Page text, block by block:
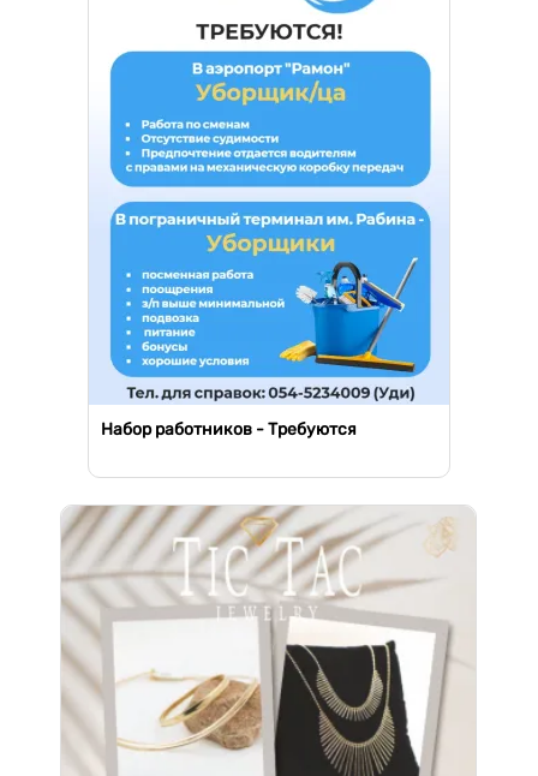
Набор работников - Требуются